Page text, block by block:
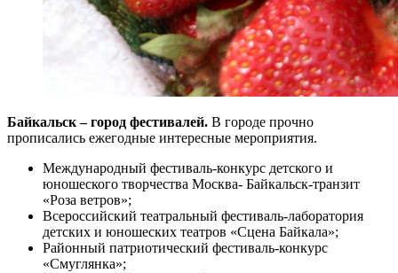
Байкальск – город фестивалей. В городе прочно
прописались ежегодные интересные мероприятия.
Международный фестиваль-конкурс детского и
юношеского творчества Москва- Байкальск-транзит
«Роза ветров»;
Всероссийский теа­тральный фестиваль-лаборатория
детских и юношеских театров «Сцена Байкала»;
Районный патриотический фести­валь-конкурс
«Смуглянка»;